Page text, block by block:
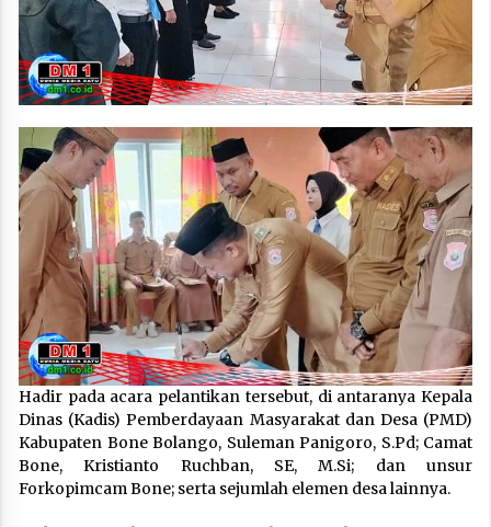
Hadir pada acara pelantikan tersebut, di antaranya Kepala
Dinas (Kadis) Pemberdayaan Masyarakat dan Desa (PMD)
Kabupaten Bone Bolango, Suleman Panigoro, S.Pd; Camat
Bone, Kristianto Ruchban, SE, M.Si; dan unsur
Forkopimcam Bone; serta sejumlah elemen desa lainnya.